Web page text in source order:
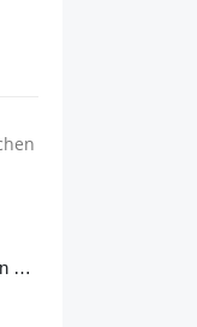
Schlüsselanhänger Kleine Menschen … – Herz